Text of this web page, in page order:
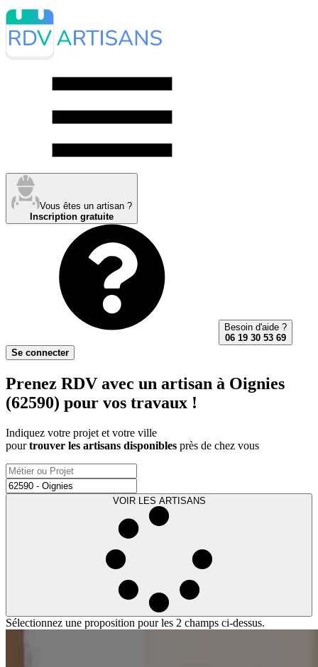
Vous êtes un artisan ?
Inscription gratuite
Besoin d'aide ?
06 19 30 53 69
Se connecter
Prenez RDV avec un artisan à Oignies
(62590) pour vos travaux !
Indiquez votre projet et votre ville
pourtrouver les artisans disponibles près de chez vous
Sélectionnez une proposition pour les 2 champs ci-dessus.